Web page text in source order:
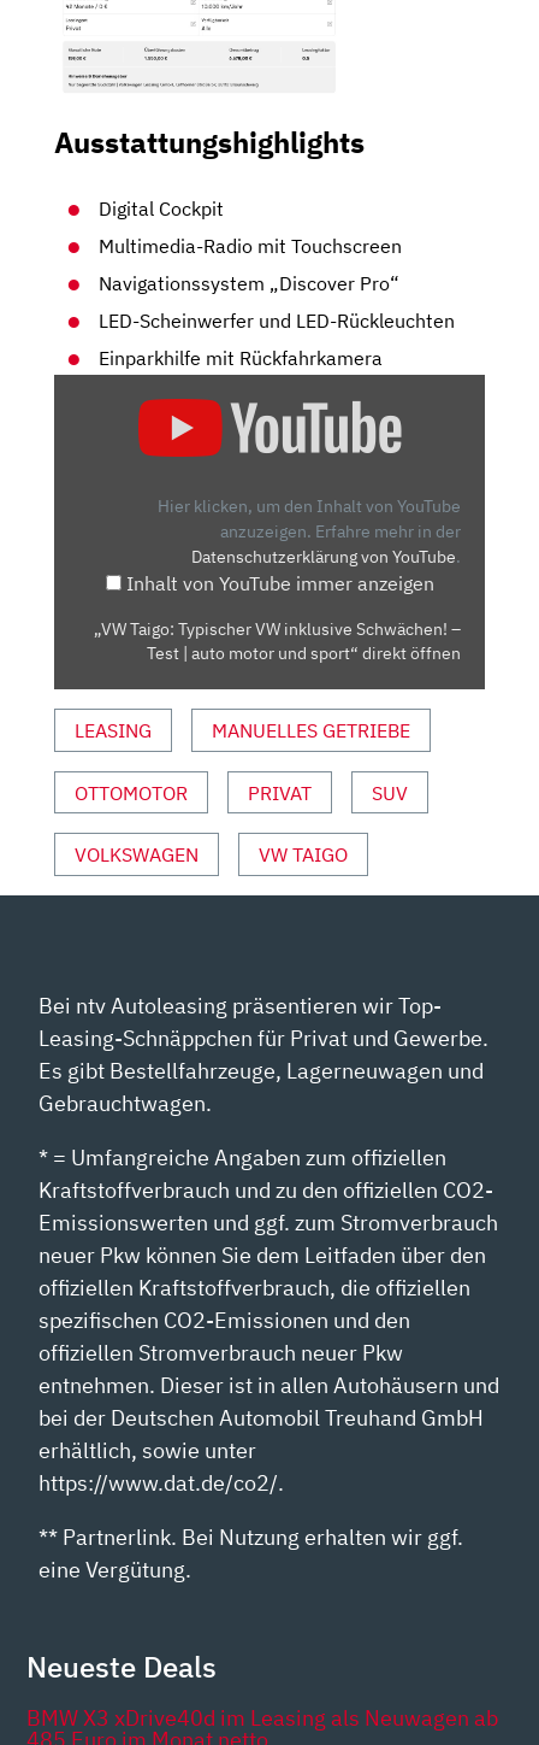
Ausstattungshighlights
Digital Cockpit
Multimedia-Radio mit Touchscreen
Navigationssystem „Discover Pro“
LED-Scheinwerfer und LED-Rückleuchten
Einparkhilfe mit Rückfahrkamera
TYPISCHER
UND
SPORT“
YOUTUBE
ANZEIGEN
Hier klicken, um den Inhalt von YouTube
anzuzeigen. Erfahre mehr in der
Datenschutzerklärung von YouTube.
Inhalt von YouTube immer anzeigen
„VW Taigo: Typischer VW inklusive Schwächen! –
Test | auto motor und sport“ direkt öffnen
LEASING MANUELLES GETRIEBE
OTTOMOTOR PRIVAT SUV
VOLKSWAGEN VW TAIGO
Bei ntv Autoleasing präsentieren wir Top-
Leasing-Schnäppchen für Privat und Gewerbe.
Es gibt Bestellfahrzeuge, Lagerneuwagen und
Gebrauchtwagen.
* = Umfangreiche Angaben zum offiziellen
Kraftstoffverbrauch und zu den offiziellen CO2-
Emissionswerten und ggf. zum Stromverbrauch
neuer Pkw können Sie dem Leitfaden über den
offiziellen Kraftstoffverbrauch, die offiziellen
spezifischen CO2-Emissionen und den
offiziellen Stromverbrauch neuer Pkw
entnehmen. Dieser ist in allen Autohäusern und
bei der Deutschen Automobil Treuhand GmbH
erhältlich, sowie unter
https://www.dat.de/co2/.
** Partnerlink. Bei Nutzung erhalten wir ggf.
eine Vergütung.
Neueste Deals
BMW X3 xDrive40d im Leasing als Neuwagen ab